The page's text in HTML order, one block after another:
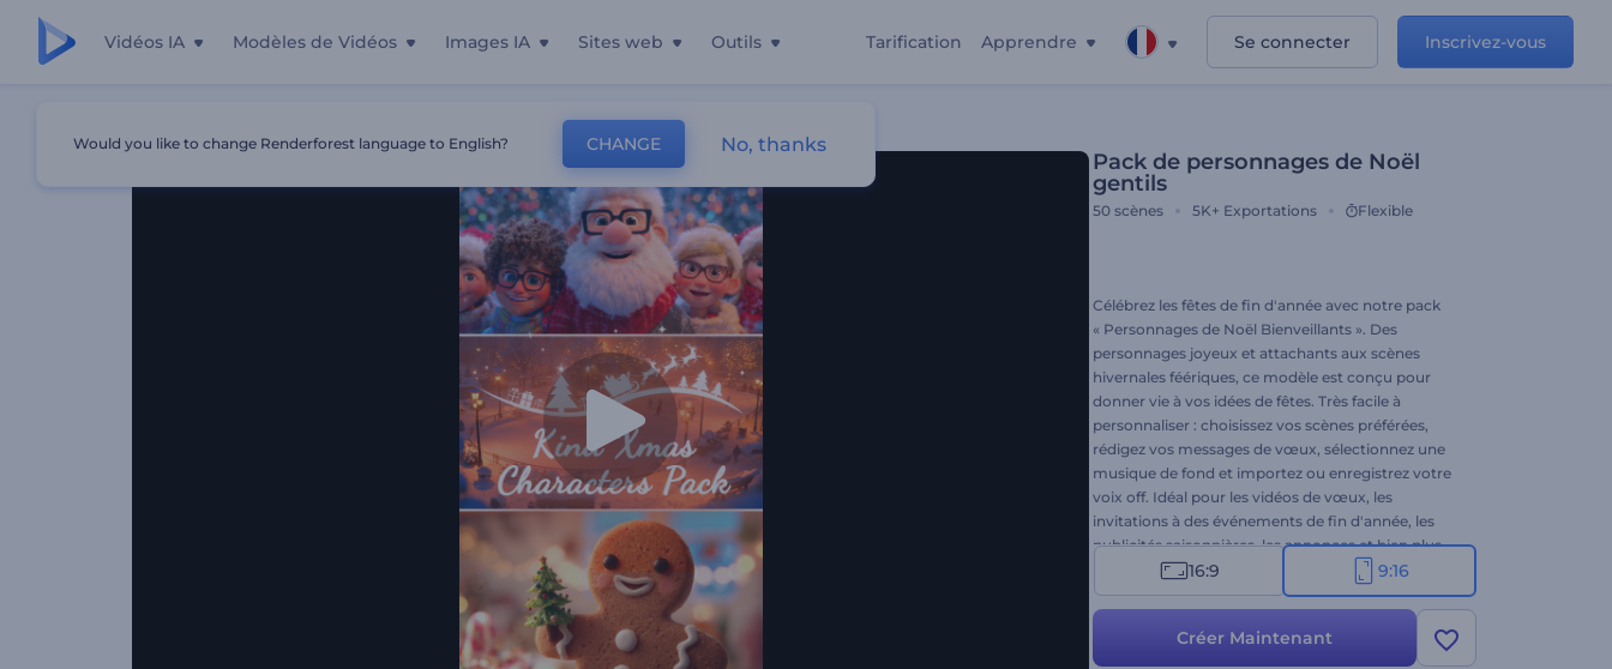
Vidéos IA Modèles de Vidéos Images IA Sites web Outils Tarification Apprendre Se connecter Inscrivez-vous
Pack de personnages de Noël
gentils
50 scènes 5K+ Exportations Flexible
Célébrez les fêtes de fin d'année avec notre pack
« Personnages de Noël Bienveillants ». Des
personnages joyeux et attachants aux scènes
hivernales féériques, ce modèle est conçu pour
donner vie à vos idées de fêtes. Très facile à
personnaliser : choisissez vos scènes préférées,
rédigez vos messages de vœux, sélectionnez une
musique de fond et importez ou enregistrez votre
voix off. Idéal pour les vidéos de vœux, les
invitations à des événements de fin d'année, les
publicités saisonnières, les annonces et bien plus
encore. Essayez-le dès maintenant !
16:9 9:16
Créer Maintenant
Would you like to change Renderforest language to English? CHANGE No, thanks